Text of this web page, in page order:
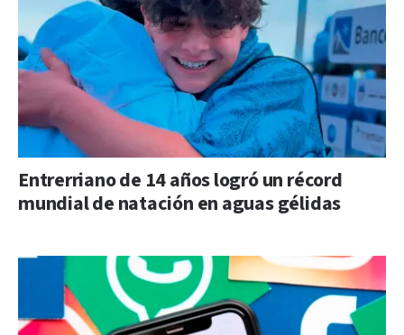
Entrerriano de 14 años logró un récord
mundial de natación en aguas gélidas